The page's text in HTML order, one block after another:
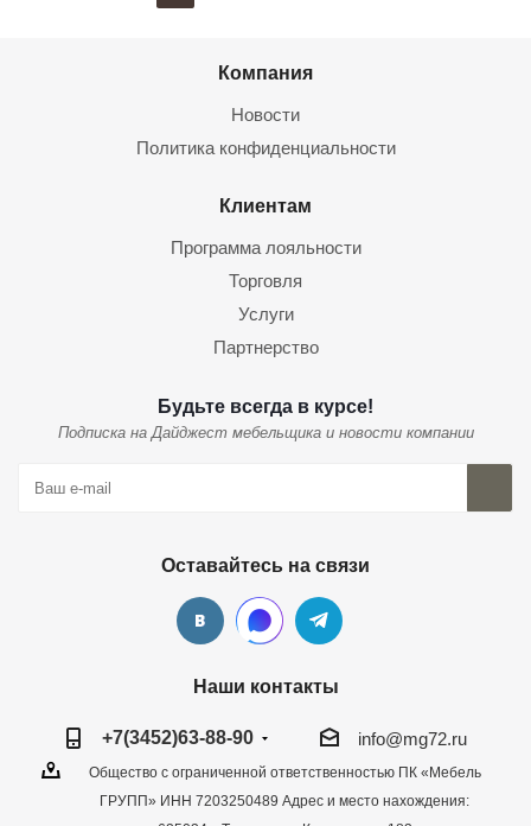
Компания
Новости
Политика конфиденциальности
Клиентам
Программа лояльности
Торговля
Услуги
Партнерство
Будьте всегда в курсе!
Подписка на Дайджест мебельщика и новости компании
Оставайтесь на связи
Наши контакты
+7(3452)63-88-90 info@mg72.ru
Общество с ограниченной ответственностью ПК «Мебель
ГРУПП» ИНН 7203250489 Адрес и место нахождения: